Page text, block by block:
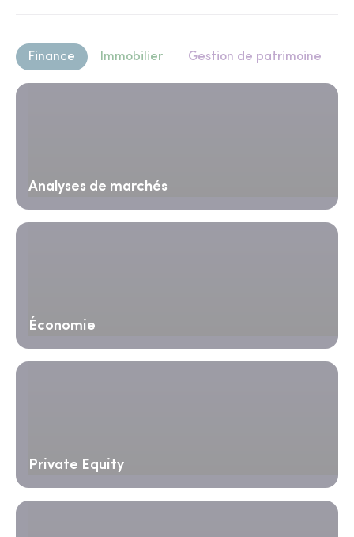
Finance Immobilier Gestion de patrimoine
Analyses de marchés
Économie
Private Equity